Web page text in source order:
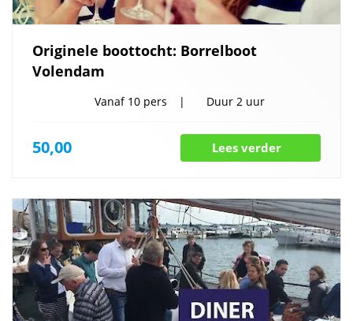
Originele boottocht: Borrelboot
Volendam
Vanaf 10 pers Duur 2 uur
50,00 Lees verder